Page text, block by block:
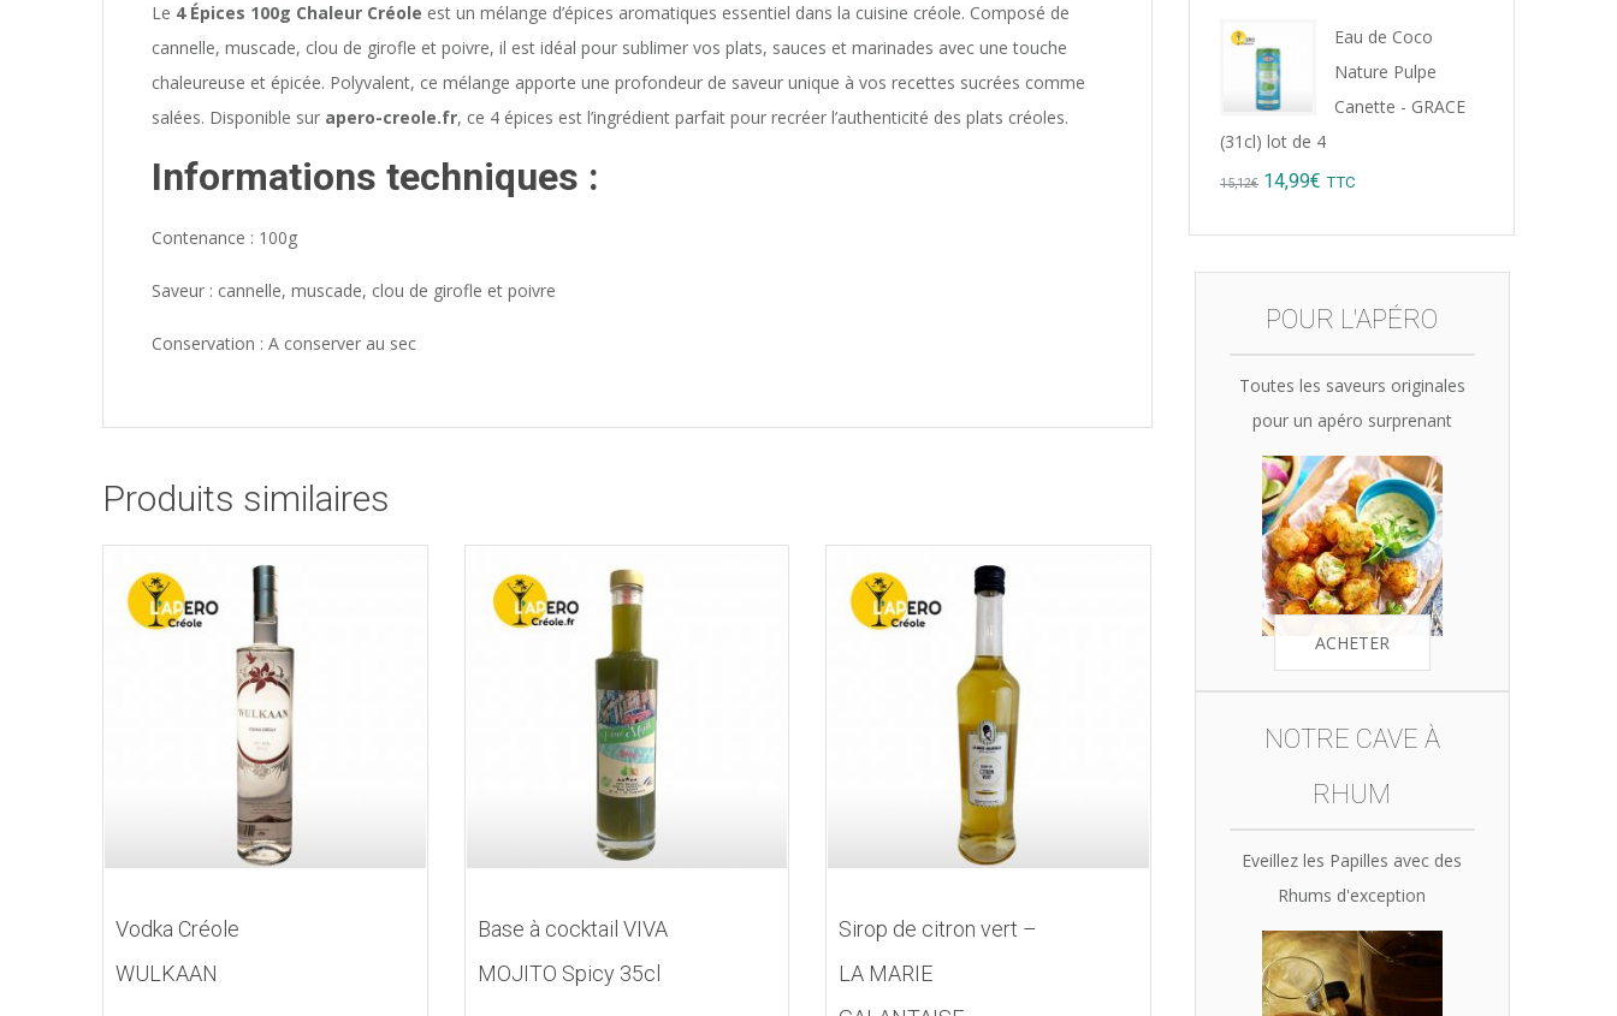
Le 4 Épices 100g Chaleur Créole est un mélange d’épices aromatiques essentiel dans la cuisine créole. Composé de
cannelle, muscade, clou de girofle et poivre, il est idéal pour sublimer vos plats, sauces et marinades avec une touche
chaleureuse et épicée. Polyvalent, ce mélange apporte une profondeur de saveur unique à vos recettes sucrées comme
salées. Disponible sur apero-creole.fr, ce 4 épices est l’ingrédient parfait pour recréer l’authenticité des plats créoles.
Informations techniques :
Contenance : 100g
Saveur : cannelle, muscade, clou de girofle et poivre
Conservation : A conserver au sec
Produits similaires
Vodka Créole
WULKAAN
Base à cocktail VIVA
MOJITO Spicy 35cl
Sirop de citron vert –
LA MARIE
was:
8,76€.
Eau de Coco
Nature Pulpe
Canette - GRACE
(31cl) lot de 4
15,12€ Original
14,99€ Current
TTC
POUR L'APÉRO
Toutes les saveurs originales
pour un apéro surprenant
ACHETER
NOTRE CAVE À
RHUM
Eveillez les Papilles avec des
Rhums d'exception